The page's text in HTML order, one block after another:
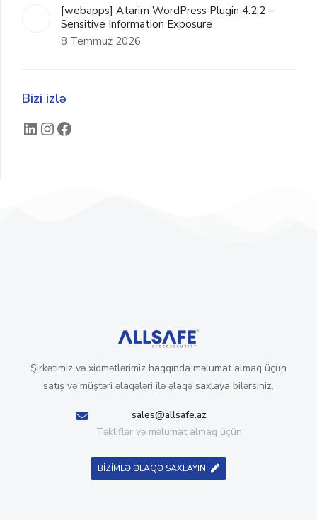
[webapps] Atarim WordPress Plugin 4.2.2 –
Sensitive Information Exposure
8 Temmuz 2026
Bizi izlə
Şirkətimiz və xidmətlərimiz haqqında məlumat almaq üçün
satış və müştəri əlaqələri ilə əlaqə saxlaya bilərsiniz.
sales@allsafe.az
Təkliflər və məlumat almaq üçün
BİZİMLƏ ƏLAQƏ SAXLAYIN